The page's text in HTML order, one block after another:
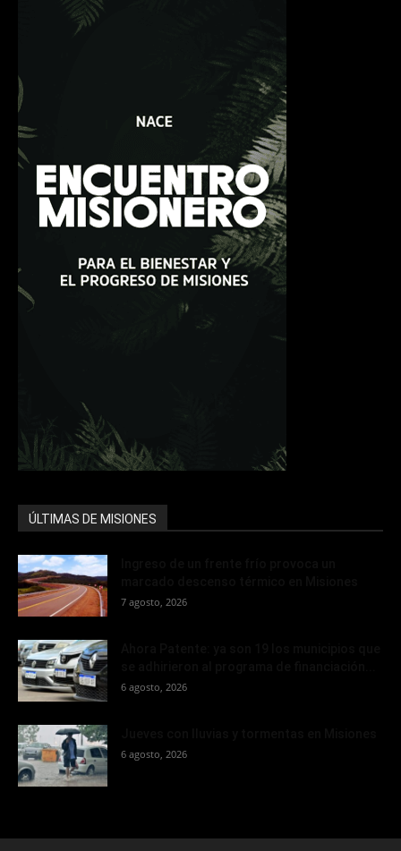
ÚLTIMAS DE MISIONES
7 agosto, 2026
6 agosto, 2026
6 agosto, 2026